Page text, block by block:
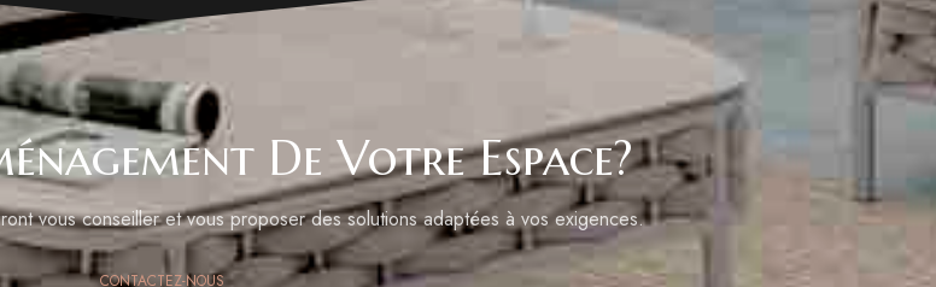
De Votre Espace?
vous conseiller et vous proposer des solutions adaptées à vos exigences.
CONTACTEZ-NOUS